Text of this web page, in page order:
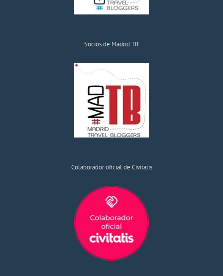
Socios de Madrid TB
Colaborador oficial de Civitatis